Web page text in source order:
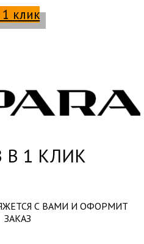
клик
В 1 КЛИК
С ВАМИ И ОФОРМИТ
ЗАКАЗ